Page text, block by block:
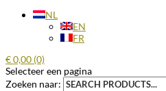
NL
EN
FR
€0,00 (0)
Selecteer een pagina
Zoeken naar: